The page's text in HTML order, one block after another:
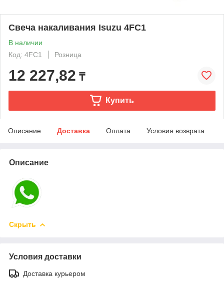
Свеча накаливания Isuzu 4FC1
В наличии
Код: 4FC1
Розница
12 227,82 ₸
Купить
Описание Доставка Оплата Условия возврата
Описание
Скрыть
Условия доставки
Доставка курьером